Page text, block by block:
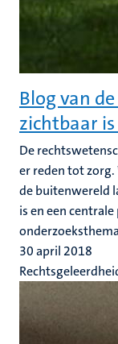
Blog van
zichtbaar
De
er reden tot
de buitenwereld
is en een
30 april 2018